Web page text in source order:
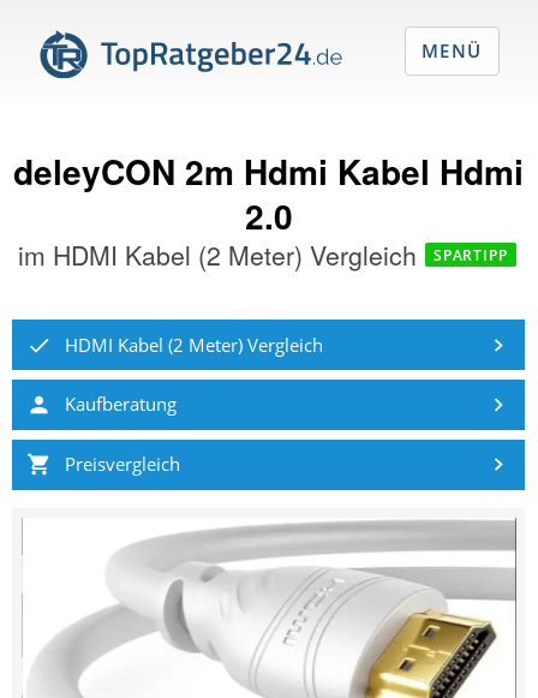
deleyCON 2m Hdmi Kabel Hdmi
2.0
im HDMI Kabel (2 Meter) Vergleich SPARTIPP
HDMI Kabel (2 Meter) Vergleich
Kaufberatung
Preisvergleich
MENÜ